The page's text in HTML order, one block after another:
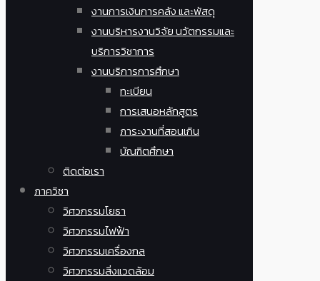
งานการเงินการคลัง และพัสดุ
งานบริหารงานวิจัย นวัตกรรมและ
บริการวิชาการ
งานบริการการศึกษา
ทะเบียน
การเสนอหลักสูตร
ภาระงานที่สอนเกิน
บัณฑิตศึกษา
ติดต่อเรา
ภาควิชา
วิศวกรรมโยธา
วิศวกรรมไฟฟ้า
วิศวกรรมเครื่องกล
วิศวกรรมสิ่งแวดล้อม